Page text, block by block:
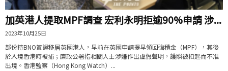
加英港人提取MPF調查 宏利永明拒逾90%申請 涉...
2023年10月25日
部份持BNO簽證移居英國港人，早前在英國申請提早領回強積金（MPF），其後
於入境香港時被捕；廉政公署指相關人士涉嫌作出虛假聲明，護照被扣起而不准
出境。香港監察（Hong Kong Watch）...